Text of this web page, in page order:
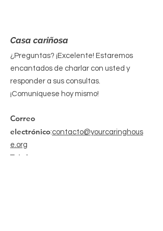
Casa cariñosa
¿Preguntas? ¡Excelente! Estaremos
encantados de charlar con usted y
responder a sus consultas.
¡Comuníquese hoy mismo!
Correo
electrónico:contacto@yourcaringhous
e.org
Teléfono